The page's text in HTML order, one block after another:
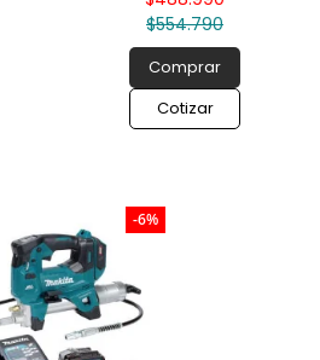
$554.790
Comprar
Cotizar
-6%